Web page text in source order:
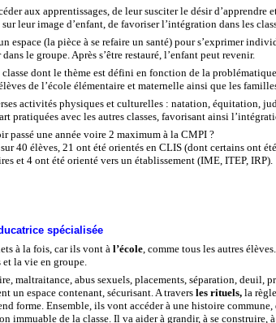
aux apprentissages, de leur susciter le désir d’apprendre
leur image d’enfant, de favoriser l’intégration dans les
espace (la pièce à se refaire un santé) pour s’exprimer
le groupe. Après s’être restauré, l’enfant peut revenir.
dont le thème est défini en fonction de la
de l’école élémentaire et maternelle ainsi que les
activités physiques et culturelles : natation, équitation,
pratiquées avec les autres classes, favorisant ainsi
passé une année voire 2 maximum à la CMPI ?
40 élèves, 21 ont été orientés en CLIS (dont certains ont
et 4 ont été orienté vers un établissement (IME, ITEP, IRP).
spécialisée
à la fois, car ils vont àl’école, comme tous les autres
et la vie en groupe.
maltraitance, abus sexuels, placements, séparation, deuil,
un espace contenant, sécurisant. A traversles rituels, la
forme. Ensemble, ils vont accéder à une histoire
immuable de la classe. Il va aider à grandir, à se construire,